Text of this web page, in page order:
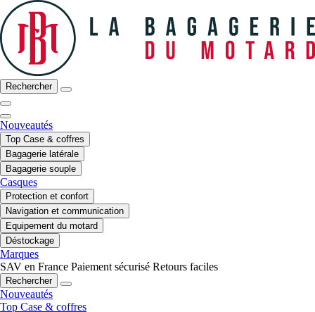
Rechercher
Nouveautés
Top Case & coffres
Bagagerie latérale
Bagagerie souple
Casques
Protection et confort
Navigation et communication
Equipement du motard
Déstockage
Marques
SAV en France Paiement sécurisé Retours faciles
Rechercher
Nouveautés
Top Case & coffres